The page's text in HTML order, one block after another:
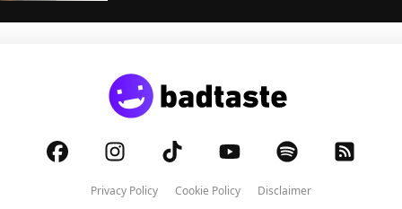
Privacy Policy Cookie Policy Disclaimer